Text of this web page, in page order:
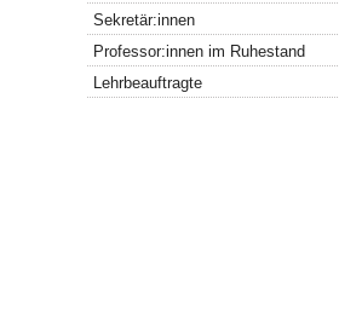
Sekretär:innen
Professor:innen im Ruhestand
Lehrbeauftragte